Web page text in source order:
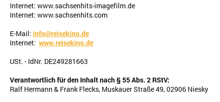
Internet: www.sachsenhits-imagefilm.de
Internet: www.sachsenhits.com
E-Mail: info@reisekino.de
Internet: www.reisekino.de
USt. - IdNr. DE249281663
Verantwortlich für den Inhalt nach § 55 Abs. 2 RStV:
Ralf Hermann & Frank Flecks, Muskauer Straße 49, 02906 Niesky